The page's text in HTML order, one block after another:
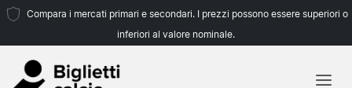
Compara i mercati primari e secondari. I prezzi possono essere superiori o
inferiori al valore nominale.